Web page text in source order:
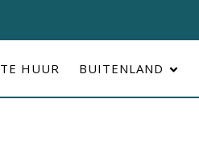
TE HUUR BUITENLAND